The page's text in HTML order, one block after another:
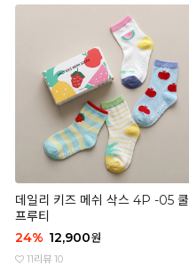
데일리 키즈 메쉬 삭스 4P -05 쿨
프루티
24% 12,900원
11리뷰 10